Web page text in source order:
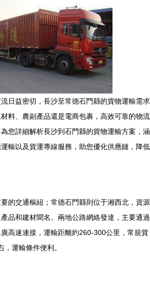
日益密切，長沙至常德石門縣的貨物運輸需求
料、農副產品還是電商包裹，高效可靠的物流
您詳細解析長沙到石門縣的貨物運輸方案，涵
輸以及貨運專線服務，助您優化供應鏈，降低
的交通樞紐；常德石門縣則位于湘西北，資源
品和建材聞名。兩地公路網絡發達，主要通過
高速連接，運輸距離約260-300公里，常規貨
運輸條件便利。